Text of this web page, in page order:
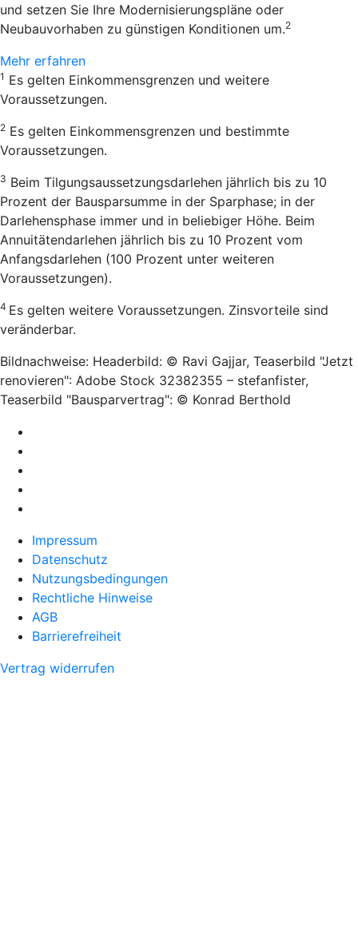
und setzen Sie Ihre Modernisierungspläne oder
Neubauvorhaben zu günstigen Konditionen um.2
Mehr erfahren
1 Es gelten Einkommensgrenzen und weitere
Voraussetzungen.
2 Es gelten Einkommensgrenzen und bestimmte
Voraussetzungen.
3 Beim Tilgungsaussetzungsdarlehen jährlich bis zu 10
Prozent der Bausparsumme in der Sparphase; in der
Darlehensphase immer und in beliebiger Höhe. Beim
Annuitätendarlehen jährlich bis zu 10 Prozent vom
Anfangsdarlehen (100 Prozent unter weiteren
Voraussetzungen).
4 Es gelten weitere Voraussetzungen. Zinsvorteile sind
veränderbar.
Bildnachweise: Headerbild: © Ravi Gajjar, Teaserbild "Jetzt
renovieren": Adobe Stock 32382355 – stefanfister,
Teaserbild "Bausparvertrag": © Konrad Berthold
Impressum
Datenschutz
Nutzungsbedingungen
Rechtliche Hinweise
AGB
Barrierefreiheit
Vertrag widerrufen